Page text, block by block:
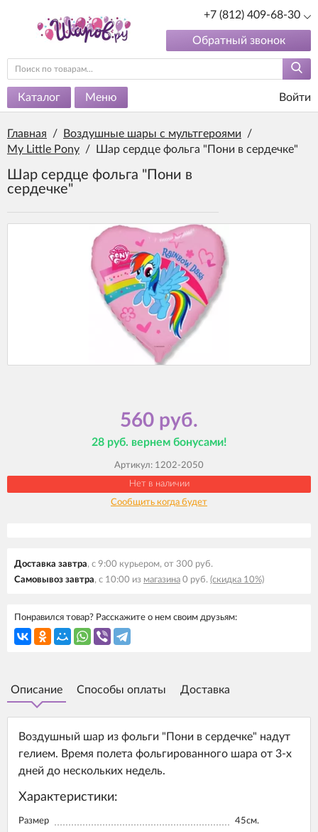
+7 (812) 409-68-30
Обратный звонок
Каталог Меню Войти
Главная / Воздушные шары с мультгероями
/
My Little Pony / Шар сердце фольга "Пони в сердечке"
Шар сердце фольга "Пони в
сердечке"
560 руб.
28 руб. вернем бонусами!
Артикул: 1202-2050
Нет в наличии
Сообщить когда будет
Доставка завтра, с 9:00 курьером, от 300 руб.
Самовывоз завтра, с 10:00 из магазина 0 руб. (скидка 10%)
Понравился товар? Расскажите о нем своим друзьям:
Описание Способы оплаты Доставка
Воздушный шар из фольги "Пони в сердечке" надут
гелием. Время полета фольгированного шара от 3-х
дней до нескольких недель.
Характеристики:
Размер 45см.